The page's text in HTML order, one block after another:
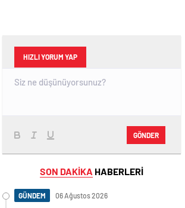
HIZLI YORUM YAP
GÖNDER
SON DAKİKA HABERLERİ
GÜNDEM 06 Ağustos 2026